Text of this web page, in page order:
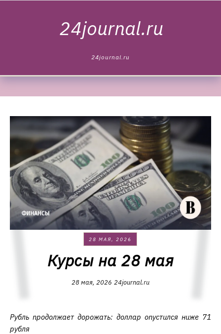
24journal.ru
24journal.ru
28 МАЯ, 2026
Курсы на 28 мая
28 мая, 2026 24journal.ru
Рубль продолжает дорожать: доллар опустился ниже 71
рубля